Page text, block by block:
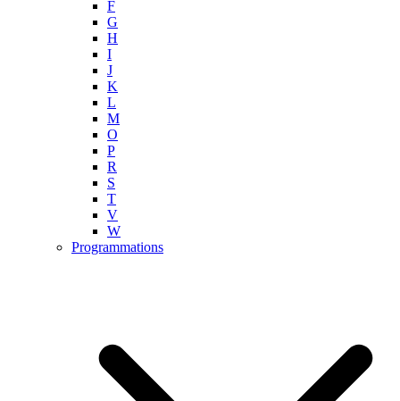
F
G
H
I
J
K
L
M
O
P
R
S
T
V
W
Programmations